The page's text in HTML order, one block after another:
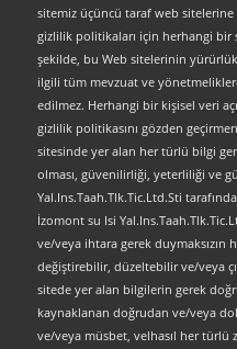
sitemiz üçüncü taraf web
gizlilik politikaları için herhangi
şekilde, bu Web sitelerinin
ilgili tüm mevzuat ve
edilmez. Herhangi bir kişisel veri
gizlilik politikasını gözden
sitesinde yer alan her türlü bilgi
olması, güvenilirliği, yeterliliği ve
Yal.Ins.Taah.Tlk.Tic.Ltd.Sti
İzomont su Isi
ve/veya ihtara gerek duymaksızın
değiştirebilir, düzeltebilir ve/veya
sitede yer alan bilgilerin gerek
kaynaklanan doğrudan ve/veya
ve/veya müsbet, velhasıl her türlü